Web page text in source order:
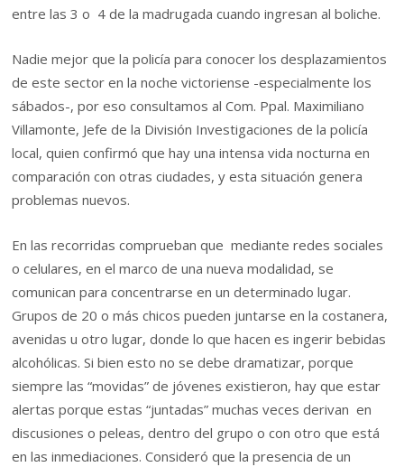
entre las 3 o 4 de la madrugada cuando ingresan al boliche.
Nadie mejor que la policía para conocer los desplazamientos
de este sector en la noche victoriense -especialmente los
sábados-, por eso consultamos al Com. Ppal. Maximiliano
Villamonte, Jefe de la División Investigaciones de la policía
local, quien confirmó que hay una intensa vida nocturna en
comparación con otras ciudades, y esta situación genera
problemas nuevos.
En las recorridas comprueban que mediante redes sociales
o celulares, en el marco de una nueva modalidad, se
comunican para concentrarse en un determinado lugar.
Grupos de 20 o más chicos pueden juntarse en la costanera,
avenidas u otro lugar, donde lo que hacen es ingerir bebidas
alcohólicas. Si bien esto no se debe dramatizar, porque
siempre las “movidas” de jóvenes existieron, hay que estar
alertas porque estas “juntadas” muchas veces derivan en
discusiones o peleas, dentro del grupo o con otro que está
en las inmediaciones. Consideró que la presencia de un